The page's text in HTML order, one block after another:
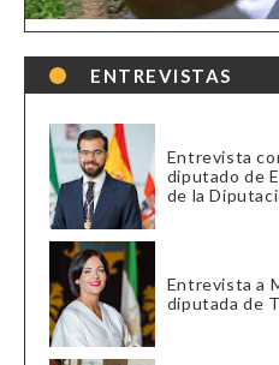
ENTREVISTAS
Entrevista
diputado de
de la
Entrevista a
diputada de